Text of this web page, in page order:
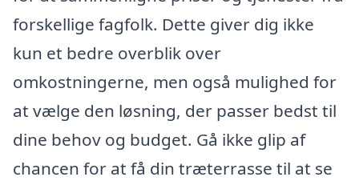
forskellige fagfolk. Dette giver dig ikke
kun et bedre overblik over
omkostningerne, men også mulighed for
at vælge den løsning, der passer bedst til
dine behov og budget. Gå ikke glip af
chancen for at få din træterrasse til at se